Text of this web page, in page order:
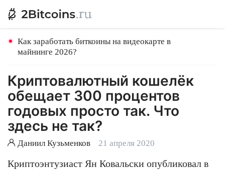
Как заработать биткоины на видеокарте в
майнинге 2026?
Криптовалютный кошелёк
обещает 300 процентов
годовых просто так. Что
здесь не так?
Даниил Кузьменков 21 апреля 2020
Криптоэнтузиаст Ян Ковальски опубликовал в